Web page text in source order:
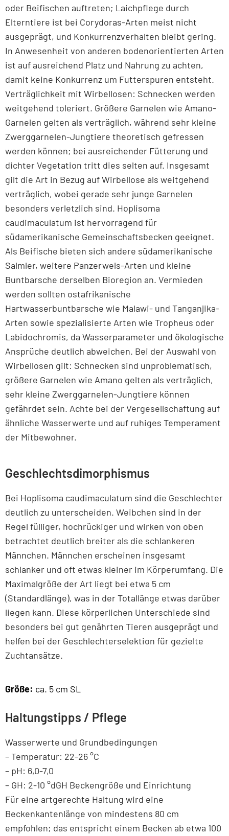
oder Beifischen auftreten; Laichpflege durch
Elterntiere ist bei Corydoras-Arten meist nicht
ausgeprägt, und Konkurrenzverhalten bleibt gering.
In Anwesenheit von anderen bodenorientierten Arten
ist auf ausreichend Platz und Nahrung zu achten,
damit keine Konkurrenz um Futterspuren entsteht.
Verträglichkeit mit Wirbellosen: Schnecken werden
weitgehend toleriert. Größere Garnelen wie Amano-
Garnelen gelten als verträglich, während sehr kleine
Zwerggarnelen-Jungtiere theoretisch gefressen
werden können; bei ausreichender Fütterung und
dichter Vegetation tritt dies selten auf. Insgesamt
gilt die Art in Bezug auf Wirbellose als weitgehend
verträglich, wobei gerade sehr junge Garnelen
besonders verletzlich sind. Hoplisoma
caudimaculatum ist hervorragend für
südamerikanische Gemeinschaftsbecken geeignet.
Als Beifische bieten sich andere südamerikanische
Salmler, weitere Panzerwels-Arten und kleine
Buntbarsche derselben Bioregion an. Vermieden
werden sollten ostafrikanische
Hartwasserbuntbarsche wie Malawi- und Tanganjika-
Arten sowie spezialisierte Arten wie Tropheus oder
Labidochromis, da Wasserparameter und ökologische
Ansprüche deutlich abweichen. Bei der Auswahl von
Wirbellosen gilt: Schnecken sind unproblematisch,
größere Garnelen wie Amano gelten als verträglich,
sehr kleine Zwerggarnelen-Jungtiere können
gefährdet sein. Achte bei der Vergesellschaftung auf
ähnliche Wasserwerte und auf ruhiges Temperament
der Mitbewohner.
Geschlechtsdimorphismus
Bei Hoplisoma caudimaculatum sind die Geschlechter
deutlich zu unterscheiden. Weibchen sind in der
Regel fülliger, hochrückiger und wirken von oben
betrachtet deutlich breiter als die schlankeren
Männchen. Männchen erscheinen insgesamt
schlanker und oft etwas kleiner im Körperumfang. Die
Maximalgröße der Art liegt bei etwa 5 cm
(Standardlänge), was in der Totallänge etwas darüber
liegen kann. Diese körperlichen Unterschiede sind
besonders bei gut genährten Tieren ausgeprägt und
helfen bei der Geschlechterselektion für gezielte
Zuchtansätze.
Größe: ca. 5 cm SL
Haltungstipps / Pflege
Wasserwerte und Grundbedingungen
– Temperatur: 22-26 °C
– pH: 6,0-7,0
– GH: 2-10 °dGH Beckengröße und Einrichtung
Für eine artgerechte Haltung wird eine
Beckenkantenlänge von mindestens 80 cm
empfohlen; das entspricht einem Becken ab etwa 100